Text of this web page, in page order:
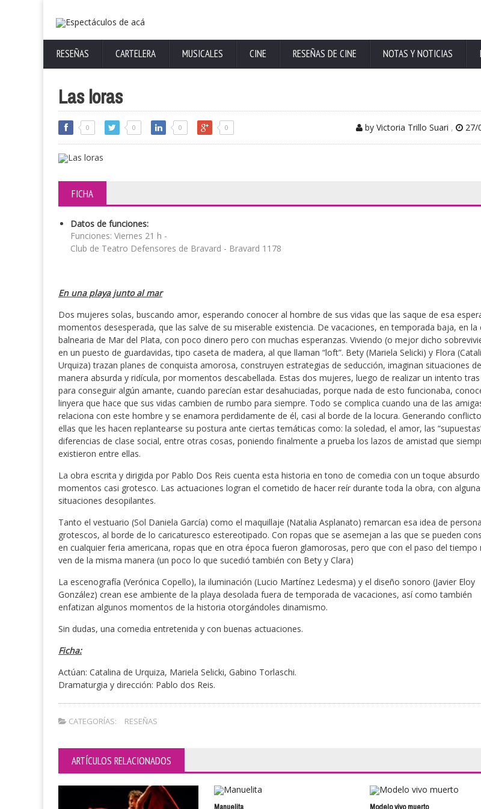
RESEÑAS CARTELERA MUSICALES CINE RESEÑAS DE CINE NOTAS Y NOTICIAS
Las loras
0 0 0 0 by Victoria Trillo Suari , 27/
FICHA
Datos de funciones:
Funciones: Viernes 21 h -
Club de Teatro Defensores de Bravard - Bravard 1178
En una playa junto al mar
Dos mujeres solas, buscando amor, esperando conocer al hombre de sus vidas que las saque de esa
momentos desesperada, que las salve de su miserable existencia. De vacaciones, en temporada baja, en la
balnearia de Mar del Plata, con poco dinero pero con muchas esperanzas. Viviendo (o mejor dicho
en un puesto de guardavidas, tipo caseta de madera, al que llaman “loft”. Bety (Mariela Selicki) y Flora
Urquiza) trazan planes de conquista amorosa, construyen estrategias de seducción, imaginan situaciones
manera absurda y ridícula, por momentos descabellada. Estas dos mujeres, luego de realizar un intento
para conseguir algún amante, cuando parecían estar desahuciadas, porque nada de esto funcionaba,
linyera que hace que sus vidas cambien de rumbo para siempre. Todo se complica cuando una de las
relaciona con este hombre y se enamora perdidamente de él, casi al borde de la locura. Generando
ellas que les hacen replantearse su postura ante ciertas temáticas como: la soledad, el amor, las
diferencias de clase social, entre otras cosas, poniendo finalmente a prueba los lazos de amistad que
existieron entre ellas.
La obra escrita y dirigida por Pablo Dos Reis cuenta esta historia en tono de comedia con un toque
momentos casi grotesco. Las actuaciones logran el cometido de hacer reír durante toda la obra, con
situaciones desopilantes.
Tanto el vestuario (Sol Daniela García) como el maquillaje (Natalia Asplanato) remarcan esa idea de
grotescos, al borde de lo caricaturesco estereotipado. Con ropas que se asemejan a las que se pueden
en cualquier feria americana, ropas que en otra época fueron glamorosas, pero que con el paso del tiempo
ven de la misma manera (un poco lo que sucedió también con Bety y Clara)
La escenografía (Verónica Copello), la iluminación (Lucio Martínez Ledesma) y el diseño sonoro (Javier Eloy
González) crean ese ambiente de la playa desolada fuera de temporada de vacaciones, así como también
enfatizan algunos momentos de la historia otorgándoles dinamismo.
Sin dudas, una comedia entretenida y con buenas actuaciones.
Ficha:
Actúan: Catalina de Urquiza, Mariela Selicki, Gabino Torlaschi.
Dramaturgia y dirección: Pablo dos Reis.
CATEGORÍAS: RESEÑAS
ARTÍCULOS RELACIONADOS